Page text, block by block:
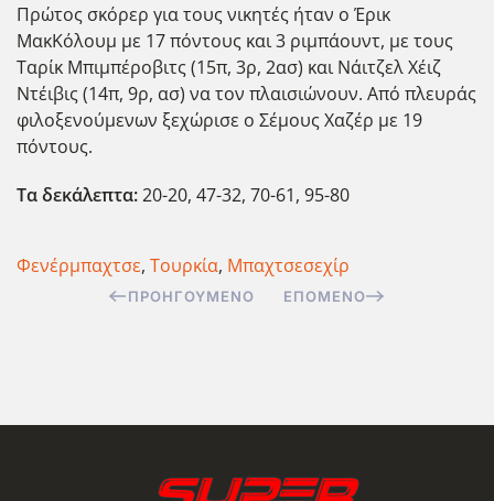
Πρώτος σκόρερ για τους νικητές ήταν ο Έρικ
ΜακΚόλουμ με 17 πόντους και 3 ριμπάουντ, με τους
Ταρίκ Μπιμπέροβιτς (15π, 3ρ, 2ασ) και Νάιτζελ Χέιζ
Ντέιβις (14π, 9ρ, ασ) να τον πλαισιώνουν. Από πλευράς
φιλοξενούμενων ξεχώρισε ο Σέμους Χαζέρ με 19
πόντους.
Τα δεκάλεπτα:20-20, 47-32, 70-61, 95-80
Φενέρμπαχτσε, Τουρκία, Μπαχτσεσεχίρ
ΠΡΟΗΓΟΎΜΕΝΟ ΕΠΌΜΕΝΟ